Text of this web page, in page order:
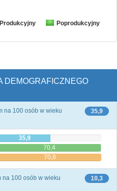
Produkcyjny Poprodukcyjny
DEMOGRAFICZNEGO
35,9
na 100 osób w wieku
35,9
70,4
70,8
10,3
na 100 osób w wieku